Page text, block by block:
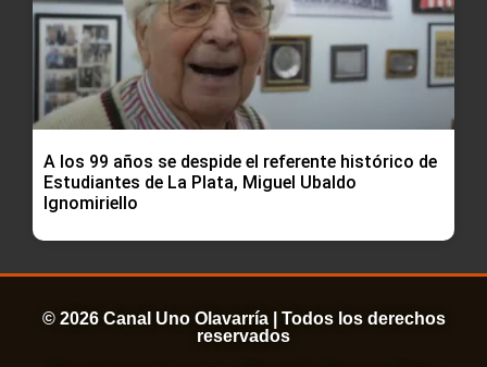
A los 99 años se despide el referente histórico de
Estudiantes de La Plata, Miguel Ubaldo
Ignomiriello
© 2026 Canal Uno Olavarría | Todos los derechos
reservados